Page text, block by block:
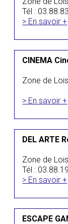
Tél :
> En savoir +
CINEMA
Zone de
> En savoir +
DEL ARTE
Zone de
Tél :
> En savoir +
ESCAPE